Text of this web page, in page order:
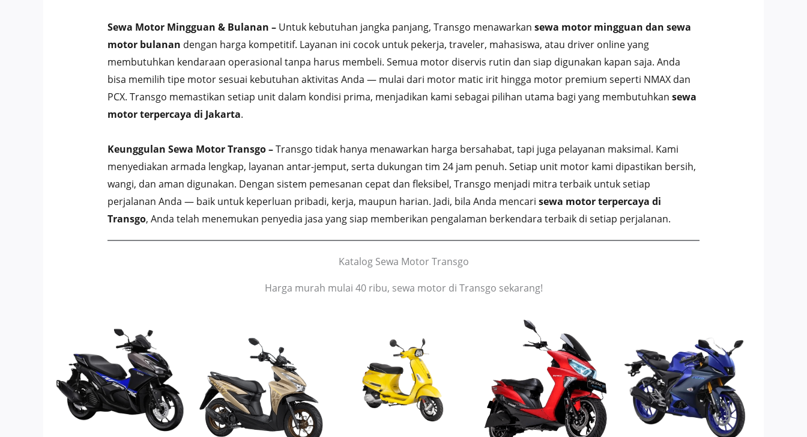
Sewa Motor Mingguan & Bulanan –Untuk kebutuhan jangka panjang, Transgo menawarkan sewa motor mingguan dan sewa
motor bulanan dengan harga kompetitif. Layanan ini cocok untuk pekerja, traveler, mahasiswa, atau driver online yang
membutuhkan kendaraan operasional tanpa harus membeli. Semua motor diservis rutin dan siap digunakan kapan saja. Anda
bisa memilih tipe motor sesuai kebutuhan aktivitas Anda — mulai dari motor matic irit hingga motor premium seperti NMAX dan
PCX. Transgo memastikan setiap unit dalam kondisi prima, menjadikan kami sebagai pilihan utama bagi yang membutuhkan sewa
motor terpercaya di Jakarta.
Keunggulan Sewa Motor Transgo –Transgo tidak hanya menawarkan harga bersahabat, tapi juga pelayanan maksimal. Kami
menyediakan armada lengkap, layanan antar-jemput, serta dukungan tim 24 jam penuh. Setiap unit motor kami dipastikan bersih,
wangi, dan aman digunakan. Dengan sistem pemesanan cepat dan fleksibel, Transgo menjadi mitra terbaik untuk setiap
perjalanan Anda — baik untuk keperluan pribadi, kerja, maupun harian. Jadi, bila Anda mencari sewa motor terpercaya di
Transgo, Anda telah menemukan penyedia jasa yang siap memberikan pengalaman berkendara terbaik di setiap perjalanan.
Katalog Sewa Motor Transgo
Harga murah mulai 40 ribu, sewa motor di Transgo sekarang!